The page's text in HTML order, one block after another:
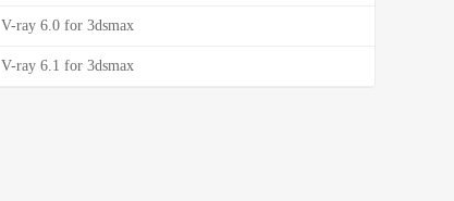
V-ray 6.0 for 3dsmax
V-ray 6.1 for 3dsmax